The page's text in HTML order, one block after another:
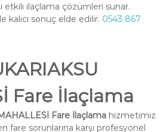
etkili ilaçlama çözümleri sunar.
kalıcı sonuç elde edilir. 0543 867
Fare İlaçlama
Fare İlaçlamahizmetimiz
fare sorunlarına karşı profesyonel